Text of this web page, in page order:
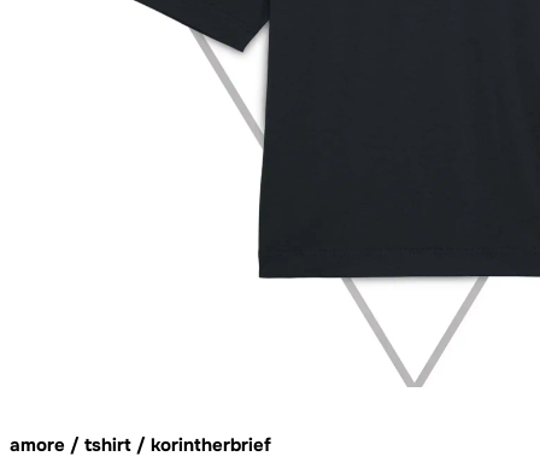
amore / tshirt / korintherbrief